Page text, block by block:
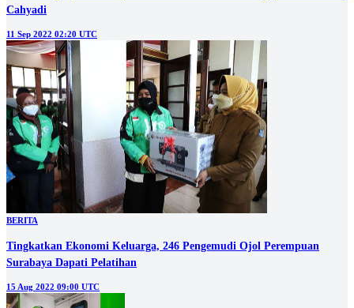
Cahyadi
11 Sep 2022 02:20 UTC
BERITA
Tingkatkan Ekonomi Keluarga, 246 Pengemudi Ojol Perempuan
Surabaya Dapati Pelatihan
15 Aug 2022 09:00 UTC